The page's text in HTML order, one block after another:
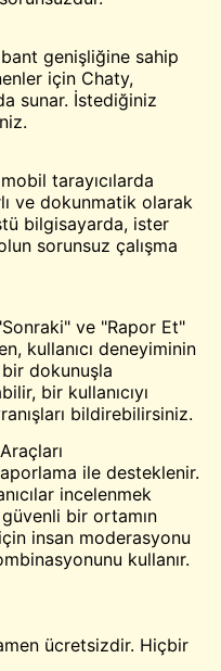
bant genişliğine sahip
için Chaty,
sunar. İstediğiniz
tarayıcılarda
ve dokunmatik olarak
bilgisayarda, ister
sorunsuz çalışma
ve "Rapor Et"
kullanıcı deneyiminin
bir dokunuşla
bir kullanıcıyı
bildirebilirsiniz.
ile desteklenir.
incelenmek
bir ortamın
insan moderasyonu
kullanır.
ücretsizdir. Hiçbir